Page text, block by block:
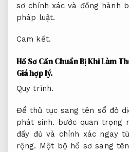
sơ chính xác và đồng hành
pháp luật.
Cam kết.
Hồ Sơ Cần Chuẩn Bị Khi Làm
Giá hợp lý.
Quy trình.
Để thủ tục sang tên sổ đỏ
phát sinh. bước quan trọng
đầy đủ và chính xác ngay
rộng. Một bộ hồ sơ sang